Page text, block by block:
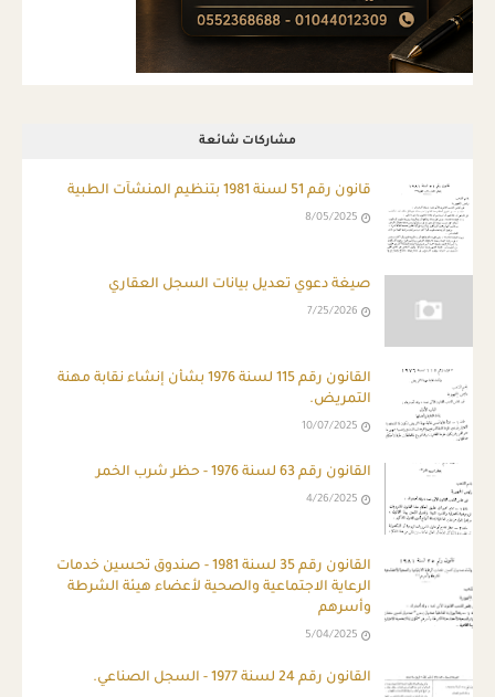
مشاركات شائعة
قانون رقم 51 لسنة 1981 بتنظيم المنشآت الطبية
8/05/2025
صيغة دعوي تعديل بيانات السجل العقاري
7/25/2026
القانون رقم 115 لسنة 1976 بشأن إنشاء نقابة مهنة
التمريض.
10/07/2025
القانون رقم 63 لسنة 1976 - حظر شرب الخمر
4/26/2025
القانون رقم 35 لسنة 1981 - صندوق تحسين خدمات
الرعاية الاجتماعية والصحية لأعضاء هيئة الشرطة
وأسرهم
5/04/2025
القانون رقم 24 لسنة 1977 - السجل الصناعي.